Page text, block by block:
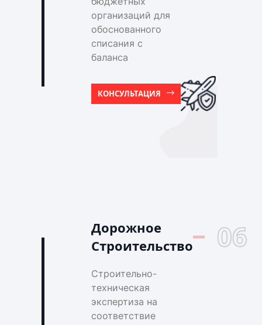
организаций для
обоснованного
списания с
баланса
КОНСУЛЬТАЦИЯ
Дорожное
Строительство
06
Строительно-
техническая
экспертиза на
соответствие